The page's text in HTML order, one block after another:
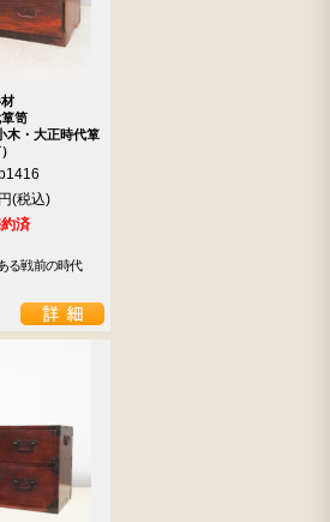
笥
木・大正時代箪
済
る戦前の時代